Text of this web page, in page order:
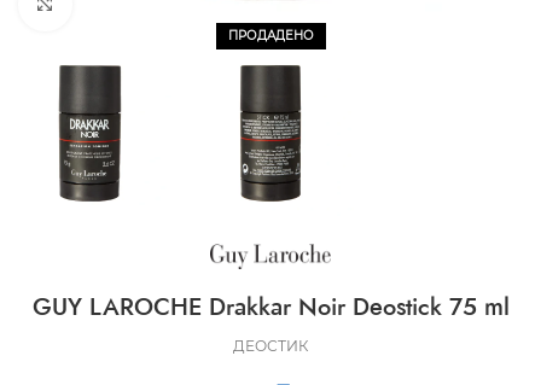
ПРОДАДЕНО
CLICK TO ENLARGE
GUY LAROCHE Drakkar Noir Deostick 75 ml
ДЕОСТИК